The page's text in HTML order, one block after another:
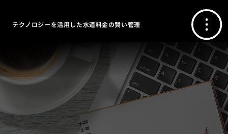
テクノロジーを活用した水道料金の賢い管理